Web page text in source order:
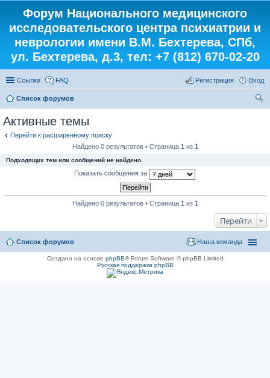
Форум Национального медицинского
исследовательского центра психиатрии и
неврологии имени В.М. Бехтерева, СПб,
ул. Бехтерева, д.3, тел: +7 (812) 670-02-20
Ссылки FAQ Вход
Регистрация
Список форумов
Активные темы
Перейти к расширенному поиску
Найдено 0 результатов • Страница 1 из 1
Подходящих тем или сообщений не найдено.
Показать сообщения за
Найдено 0 результатов • Страница 1 из 1
Перейти
Список форумов Наша команда
Создано на основе phpBB® Forum Software © phpBB Limited
Русская поддержка phpBB